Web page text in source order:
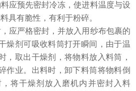
料应预先密封冷冻，使进料温度与设
具有脆性，有利于粉碎。
，应严格密封，并放入用纱布包裹的
燥剂可吸收料筒打开瞬间，由于温
，取出干燥剂，将物料放入料筒，
作业。出料时，卸下料筒将物料倒
将干燥剂放入磨机内并密封入料